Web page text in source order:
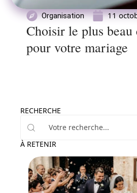
Organisation 11
Choisir le plus
pour votre mariage
RECHERCHE
À RETENIR